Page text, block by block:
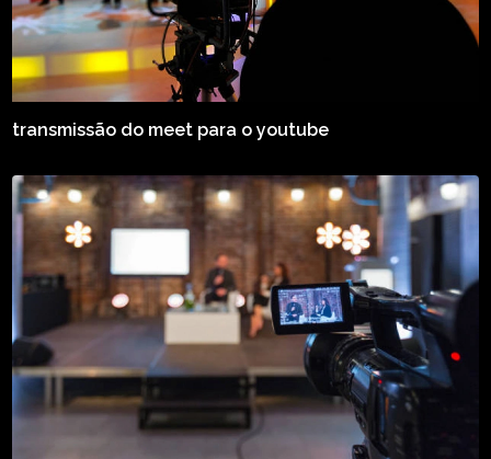
transmissão do meet para o youtube